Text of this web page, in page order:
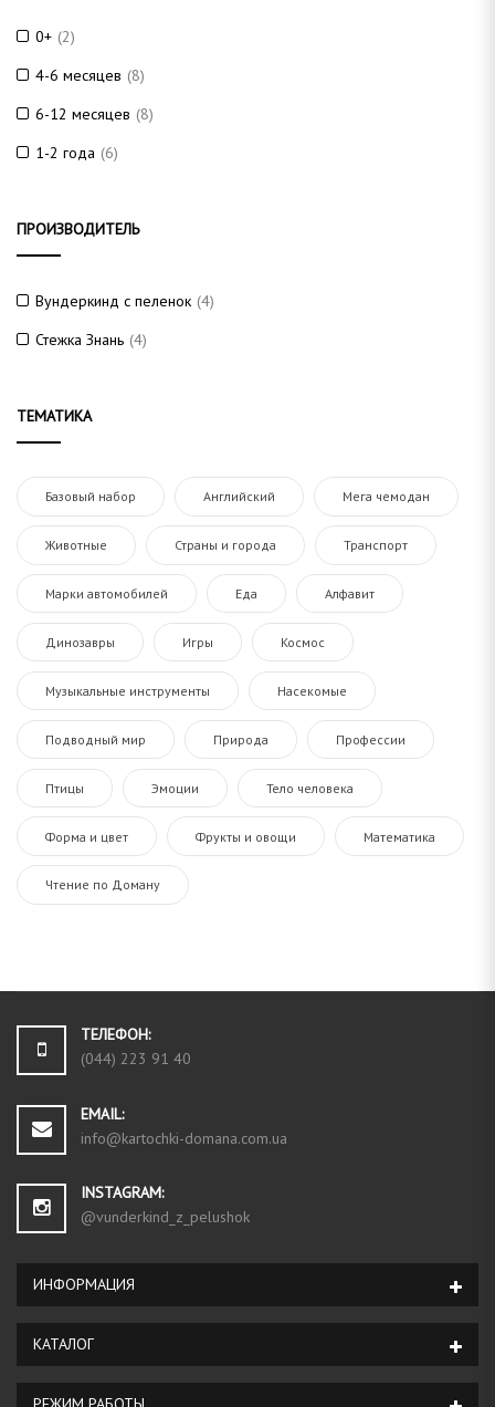
0+ (2)
4-6 месяцев (8)
6-12 месяцев (8)
1-2 года (6)
ПРОИЗВОДИТЕЛЬ
Вундеркинд с пеленок (4)
Стежка Знань (4)
ТЕМАТИКА
Базовый набор Английский Мега чемодан
Животные Страны и города Транспорт
Марки автомобилей Еда Алфавит
Динозавры Игры Космос
Музыкальные инструменты Насекомые
Подводный мир Природа Профессии
Птицы Эмоции Тело человека
Форма и цвет Фрукты и овощи Математика
Чтение по Доману
ТЕЛЕФОН:
(044) 223 91 40
EMAIL:
info@kartochki-domana.com.ua
INSTAGRAM:
@vunderkind_z_pelushok
ИНФОРМАЦИЯ
КАТАЛОГ